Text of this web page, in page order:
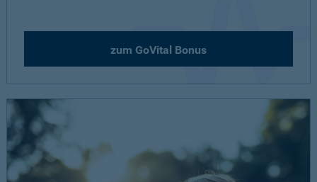
zum GoVital Bonus